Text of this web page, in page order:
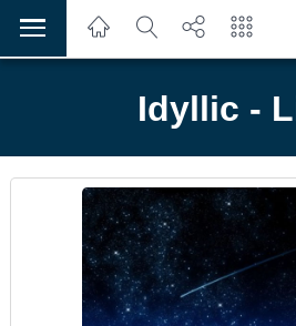
Idyllic -